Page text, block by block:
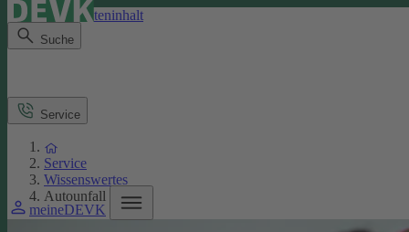
Direkt zum Seiteninhalt
Suche
meineDEVK
Service
Service
Wissenswertes
Autounfall